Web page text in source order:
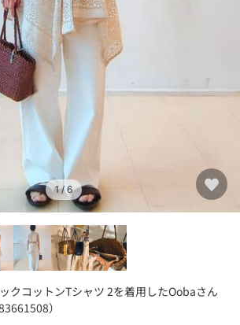
1/ 6
クコットンTシャツ 2を着用したOobaさん
）